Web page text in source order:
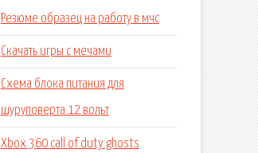
Резюме образец на работу в мчс
Скачать игры с мечами
Схема блока питания для
шуруповерта 12 вольт
Xbox 360 call of duty ghosts